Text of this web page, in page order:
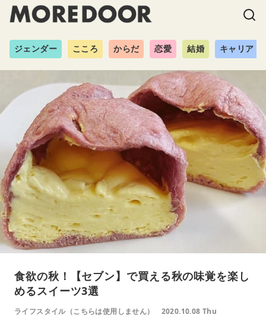
ジェンダー こころ からだ 恋愛 結婚 キャリア
食欲の秋！【セブン】で買える秋の味覚を楽し
めるスイーツ3選
ライフスタイル（こちらは使用しません） 2020.10.08 Thu